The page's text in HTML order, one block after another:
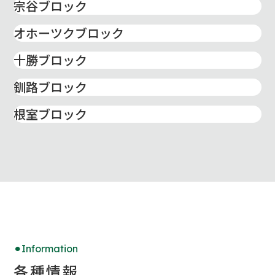
宗谷ブロック
オホーツクブロック
十勝ブロック
釧路ブロック
根室ブロック
Information